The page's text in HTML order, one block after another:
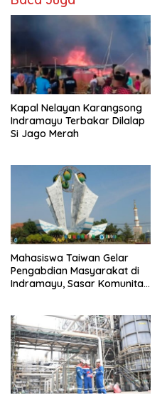
Kapal Nelayan Karangsong
Indramayu Terbakar Dilalap
Si Jago Merah
Mahasiswa Taiwan Gelar
Pengabdian Masyarakat di
Indramayu, Sasar Komunitas